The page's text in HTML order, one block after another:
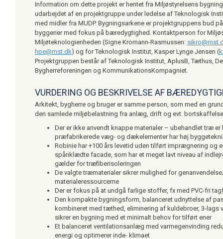
Information om dette projekt er hentet fra Miljøstyrelsens
udarbejdet af en projektgruppe under ledelse af Teknologisk
med midler fra MUDP. Bygningsarkene er projektgruppens bud
byggerier med fokus på bæredygtighed. Kontaktperson for
Miljøteknologienheden (Signe Kromann-Rasmussen:
hpe@mst.dk) og for Teknologisk Institut, Kasper Lynge Jensen (
Projektgruppen består af Teknologisk Institut, AplusB, Tæthus,
Bygherreforeningen og KommunikationsKompagniet.
VURDERING OG BESKRIVELSE AF
Arkitekt, bygherre og bruger er samme person, som med en
den samlede miljøbelastning fra anlæg, drift og evt.
Der er ikke anvendt knappe materialer – ubehandlet træ
præfabrikerede væg- og dækelementer har høj
Robinie har +100 års levetid uden tilført imprægnering og
spånklædte facade, som har et meget lavt niveau af
gælder for træfiberisoleringen
De valgte træmaterialer sikrer mulighed for
materialeressourcerne
Der er fokus på at undgå farlige stoffer, fx med PVC-fri
Den kompakte bygningsform, balanceret udnyttelse af
kombineret med tæthed, eliminering af kuldebroer, 3-lags
sikrer en bygning med et minimalt behov for tilført ener
Et balanceret ventilationsanlæg med varmegenvinding
energi og optimerer inde- klimaet